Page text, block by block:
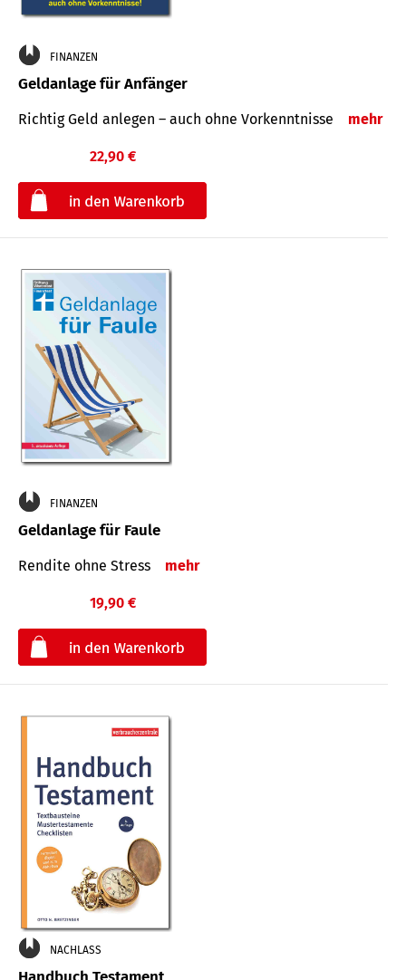
FINANZEN
Geldanlage für Anfänger
Richtig Geld anlegen – auch ohne Vorkenntnisse mehr
22,90 €
FINANZEN
Geldanlage für Faule
Rendite ohne Stress mehr
19,90 €
NACHLASS